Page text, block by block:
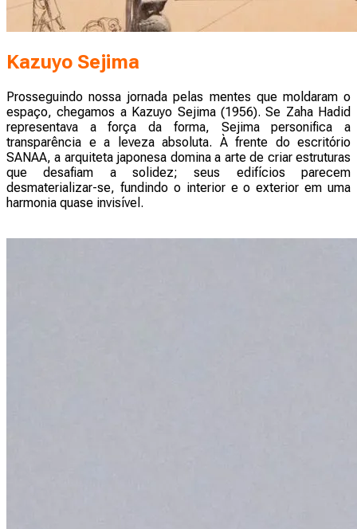
Kazuyo Sejima
Prosseguindo nossa jornada pelas mentes que moldaram o
espaço, chegamos a Kazuyo Sejima (1956). Se Zaha Hadid
representava a força da forma, Sejima personifica a
transparência e a leveza absoluta. À frente do escritório
SANAA, a arquiteta japonesa domina a arte de criar estruturas
que desafiam a solidez; seus edifícios parecem
desmaterializar-se, fundindo o interior e o exterior em uma
harmonia quase invisível.